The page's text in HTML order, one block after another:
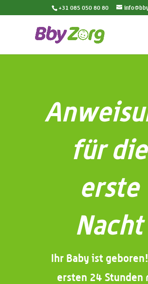
+31 085 050 80 80
für die
erste
Nacht
Ihr Baby ist
ersten 24 Stunden